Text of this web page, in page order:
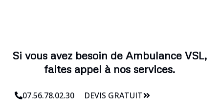
Si vous avez besoin de Ambulance VSL,
faites appel à nos services.
07.56.78.02.30 DEVIS GRATUIT